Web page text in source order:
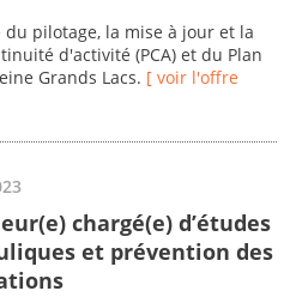
pilotage, la mise à jour et la
d'activité (PCA) et du Plan
Grands Lacs. [ voir l'offre
chargé(e) d’études
et prévention des